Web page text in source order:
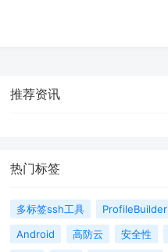
推荐资讯
热门标签
多标签ssh工具 ProfileBuilder
Android
高防云 安全性